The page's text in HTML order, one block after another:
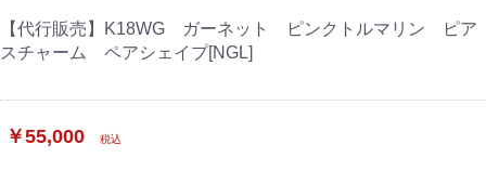
【代行販売】K18WG ガーネット ピンクトルマリン ピア
スチャーム ペアシェイプ[NGL]
￥55,000 税込